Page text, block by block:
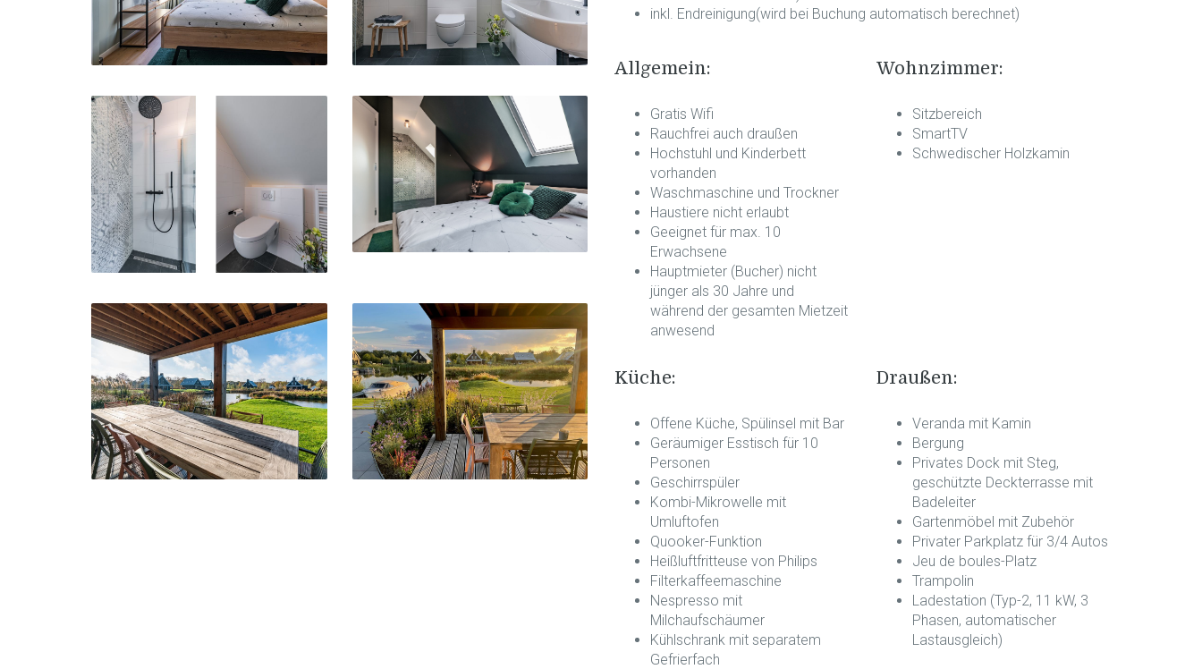
inkl. Endreinigung(wird bei Buchung automatisch berechnet)
Allgemein:
Gratis Wifi
Rauchfrei auch draußen
Hochstuhl und Kinderbett
vorhanden
Waschmaschine und Trockner
Haustiere nicht erlaubt
Geeignet für max. 10
Erwachsene
Hauptmieter (Bucher) nicht
jünger als 30 Jahre und
während der gesamten Mietzeit
anwesend
Wohnzimmer:
Sitzbereich
SmartTV
Schwedischer Holzkamin
Küche:
Offene Küche, Spülinsel mit Bar
Geräumiger Esstisch für 10
Personen
Geschirrspüler
Kombi-Mikrowelle mit
Umluftofen
Quooker-Funktion
Heißluftfritteuse von Philips
Filterkaffeemaschine
Nespresso mit
Milchaufschäumer
Kühlschrank mit separatem
Gefrierfach
Draußen:
Veranda mit Kamin
Bergung
Privates Dock mit Steg,
geschützte Deckterrasse mit
Badeleiter
Gartenmöbel mit Zubehör
Privater Parkplatz für 3/4 Autos
Jeu de boules-Platz
Trampolin
Ladestation (Typ-2, 11 kW, 3
Phasen, automatischer
Lastausgleich)